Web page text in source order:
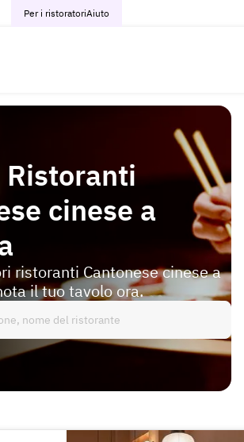
Per i ristoratoriAiuto
cinese a
ristoranti Cantonese cinese a
il tuo tavolo ora.